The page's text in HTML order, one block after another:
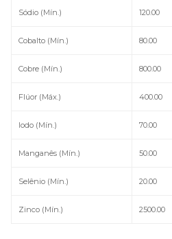
Sódio (Mín.) 120.00
Cobalto (Mín.) 80.00
Cobre (Mín.) 800.00
Flúor (Máx.) 400.00
Iodo (Mín.) 70.00
Manganês (Mín.) 50.00
Selênio (Mín.) 20.00
Zinco (Mín.) 2500.00